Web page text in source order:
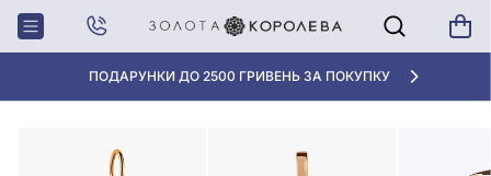
ПОДАРУНКИ ДО 2500 ГРИВЕНЬ ЗА ПОКУПКУ
Головна Кулони, Підвіски Золоті підвіски з перламутром
ЗОЛОТІ ПІДВІСКИ З ПЕРЛАМУТРОМ